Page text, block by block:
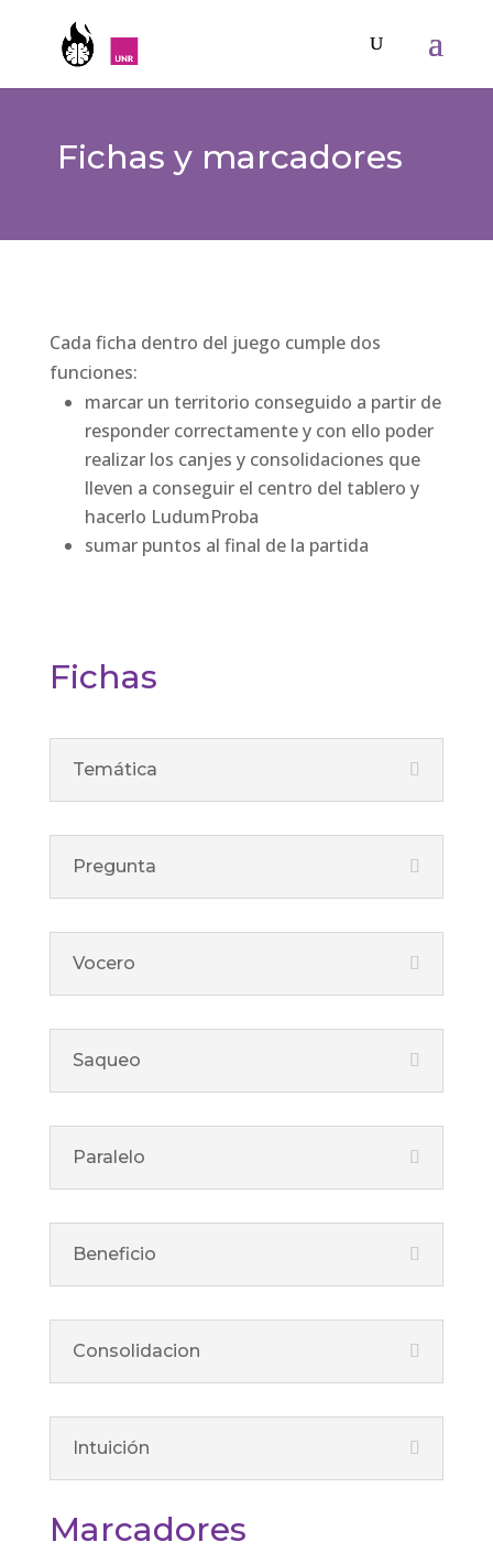
Fichas y marcadores
Cada ficha dentro del juego cumple dos
funciones:
marcar un territorio conseguido a partir de
responder correctamente y con ello poder
realizar los canjes y consolidaciones que
lleven a conseguir el centro del tablero y
hacerlo LudumProba
sumar puntos al final de la partida
Fichas
Temática
Pregunta
Vocero
Saqueo
Paralelo
Beneficio
Consolidacion
Intuición
Marcadores